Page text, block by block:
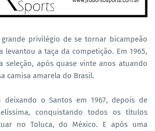
privilégio de se tornar bicampeão
levantou a taça da competição. Em 1965,
seleção, após quase vinte anos atuando
camisa amarela do Brasil.
deixando o Santos em 1967, depois de
conquistando todos os títulos
no Toluca, do México. E após uma